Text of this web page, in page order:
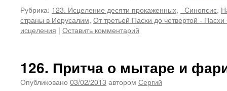
Рубрика: 123. Исцеление десяти прокаженных, _Синопсис,
страны в Иерусалим, От третьей Пасхи до четвертой -
исцеления | Оставить комментарий
126. Притча о мытаре и
Опубликовано 03/02/2013 автором Сергий